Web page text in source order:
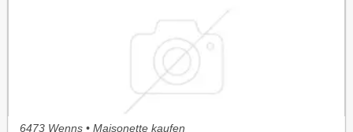
6473 Wenns • Maisonette kaufen